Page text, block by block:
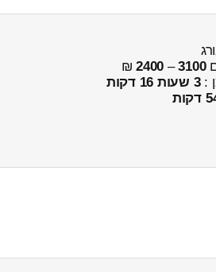
3100
–
2400
₪
:3 שעות 16 דקות